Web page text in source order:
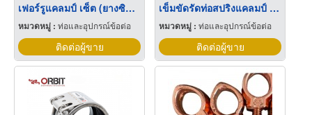
เฟอร์รูแคลมป์ เซ็ต (ยางซิลิโคน) Ferrule complete set (Silicone)
หมวดหมู่ : ท่อและอุปกรณ์ข้อต่อ
ติดต่อผู้ขาย
เข็มขัดรัดท่อสปริงแคลมป์ ORBIT SPRING CLAMP
หมวดหมู่ :ท่อและอุปกรณ์ข้อต่อ
ติดต่อผู้ขาย